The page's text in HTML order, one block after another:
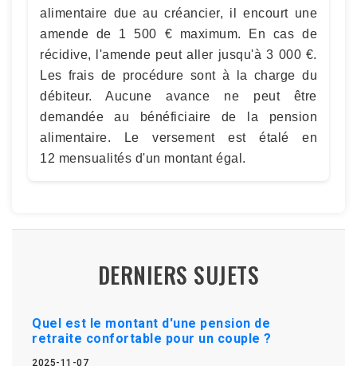
alimentaire due au créancier, il encourt une
amende de 1 500 € maximum. En cas de
récidive, l'amende peut aller jusqu'à 3 000 €.
Les frais de procédure sont à la charge du
débiteur. Aucune avance ne peut être
demandée au bénéficiaire de la pension
alimentaire. Le versement est étalé en
12 mensualités d'un montant égal.
DERNIERS SUJETS
Quel est le montant d'une pension de
retraite confortable pour un couple ?
2025-11-07